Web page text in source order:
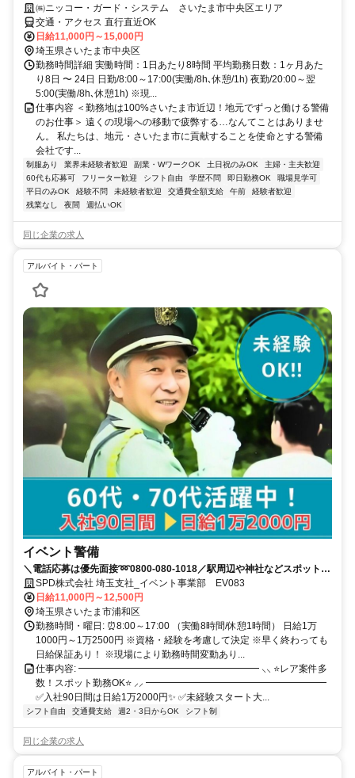
㈱ニッコー・ガード・システム さいたま市中央区エリア
交通・アクセス 直行直近OK
日給11,000円～15,000円
埼玉県さいたま市中央区
勤務時間詳細 実働時間：1日あたり8時間 平均勤務日数：1ヶ月あた
り8日 〜 24日 日勤/8:00～17:00(実働/8h､休憩/1h) 夜勤/20:00～翌
5:00(実働/8h､休憩1h) ※現...
仕事内容 ＜勤務地は100%さいたま市近辺！地元でずっと働ける警備
のお仕事＞ 遠くの現場への移動で疲弊する…なんてことはありませ
ん。 私たちは、地元・さいたま市に貢献することを使命とする警備
会社です...
制服あり 業界未経験者歓迎 副業・WワークOK 土日祝のみOK
主婦・主夫歓迎
60代も応募可
フリーター歓迎 シフト自由 学歴不問 即日勤務OK
職場見学可
平日のみOK
経験不問 未経験者歓迎 交通費全額支給 午前
経験者歓迎
残業なし
夜間 週払いOK
同じ企業の求人
アルバイト・パート
イベント警備
＼電話応募は優先面接➿0800-080-1018／駅周辺や神社などスポット勤
務！60・70代活躍中◎未経験OK
SPD株式会社 埼玉支社_イベント事業部 EV083
日給11,000円～12,500円
埼玉県さいたま市浦和区
勤務時間・曜日: ⏰8:00～17:00 （実働8時間/休憩1時間） 日給1万
1000円～1万2500円 ※資格・経験を考慮して決定 ※早く終わっても
日給保証あり！ ※現場により勤務時間変動あり...
仕事内容: ━━━━━━━━━━━━━━━━━━━ ⸜⸜ ⭐レア案件多
数！スポット勤務OK⭐ ⸝⸝ ━━━━━━━━━━━━━━━━━━━
✅入社90日間は日給1万2000円✨ ✅未経験スタート大...
シフト自由 交通費支給 週2・3日からOK シフト制
同じ企業の求人
アルバイト・パート